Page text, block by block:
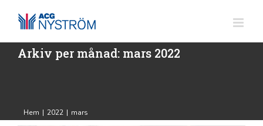
innehållet
Arkiv per månad: mars 2022
Hem | 2022 | mars